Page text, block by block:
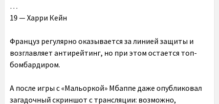
…
19 — Харри Кейн
Француз регулярно оказывается за линией защиты и
возглавляет антирейтинг, но при этом остается топ-
бомбардиром.
А после игры с «Мальоркой» Мбаппе даже опубликовал
загадочный скриншот с трансляции: возможно,